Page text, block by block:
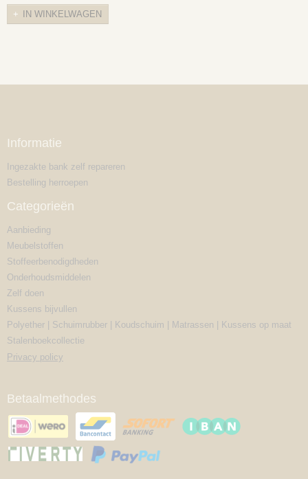
IN WINKELWAGEN
Informatie
Ingezakte bank zelf repareren
Bestelling herroepen
Categorieën
Aanbieding
Meubelstoffen
Stoffeerbenodigdheden
Onderhoudsmiddelen
Zelf doen
Kussens bijvullen
Polyether | Schuimrubber | Koudschuim | Matrassen | Kussens op maat
Stalenboekcollectie
Privacy policy
Betaalmethodes